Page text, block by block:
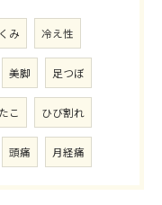
み 冷え性
美脚 足つぼ
たこ ひび割れ
頭痛 月経痛